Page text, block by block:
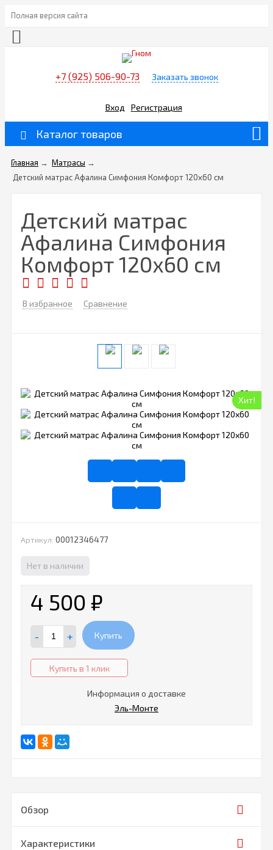
Полная версия сайта
+7 (925) 506-90-73 Заказать звонок
Вход Регистрация
Каталог товаров
Главная → Матрасы →
Детский матрас Афалина Симфония Комфорт 120х60 см
Детский матрас
Афалина Симфония
Комфорт 120х60 см
В избранное Сравнение
Хит!
Артикул: 00012346477
Нет в наличии
4 500 ₽
- + Купить
Купить в 1 клик
Информация о доставке
Эль-Монте
Обзор
Характеристики